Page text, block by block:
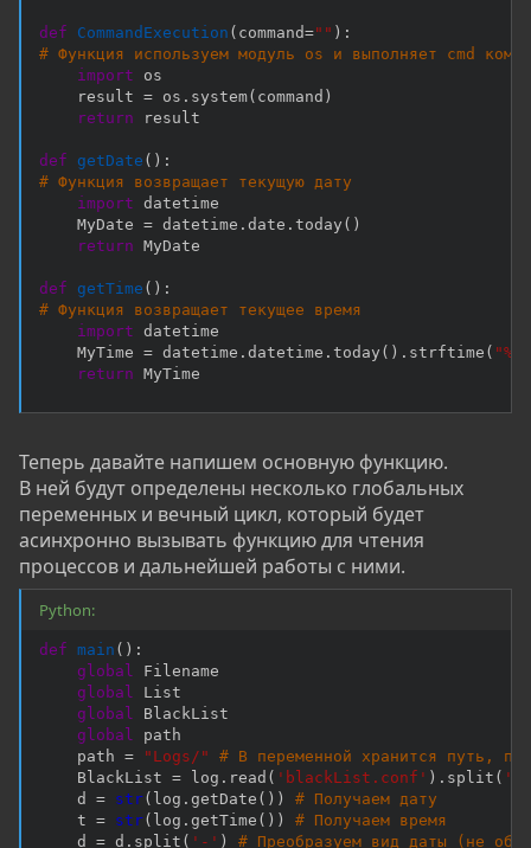
def CommandExecution ( command="" ) :
# Функция используем модуль os и выполняет cmd
import os
    result
= os . system( command )
return result
def getDate ( ) :
# Функция возвращает текущую дату
import datetime
    MyDate
= datetime . date . today ( )
return MyDate
def getTime ( ) :
# Функция возвращает текущее время
import datetime
    MyTime
= datetime . datetime . today ( ) . strftime (
return MyTime
Теперь давайте напишем основную функцию.
В ней будут определены несколько глобальных
переменных и вечный цикл, который будет
асинхронно вызывать функцию для чтения
процессов и дальнейшей работы с ними.
Python:
def main ( ) :
global Filename
global List
global BlackList
global path
    path
= "Logs/"
# В переменной хранится путь, по
    BlackList
= log . read ( 'blackList.conf' ) . split (
    d
= str( log . getDate ( ) )
# Получаем дату
    t
= str( log . getTime ( ) )
# Получаем время
    d
= d . split ( '-' )
# Преобразуем вид даты (не